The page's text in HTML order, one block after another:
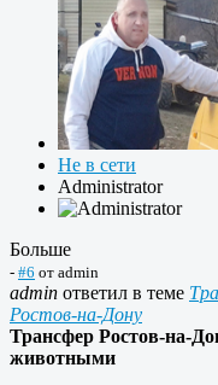
Не в сети
Administrator
Больше
- #6 от admin
admin ответил в теме
Ростов-на-Дону
Трансфер Ростов-на-
животными